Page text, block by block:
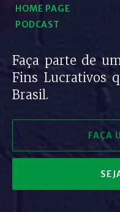
HOME PAGE
PODCAST
Faça parte de
Fins Lucrativos
Brasil.
FAÇA